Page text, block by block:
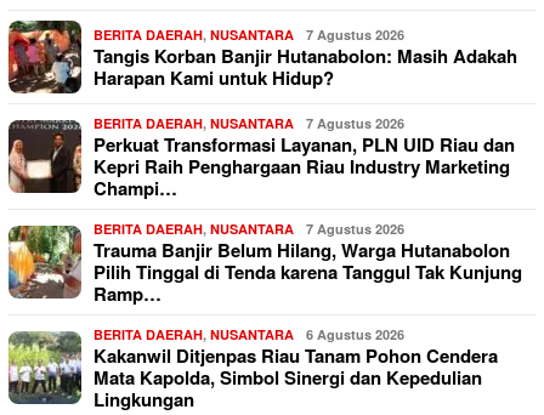
BERITA DAERAH, NUSANTARA 7 Agustus 2026
Tangis Korban Banjir Hutanabolon: Masih Adakah
Harapan Kami untuk Hidup?
BERITA DAERAH, NUSANTARA 7 Agustus 2026
Perkuat Transformasi Layanan, PLN UID Riau dan
Kepri Raih Penghargaan Riau Industry Marketing
Champi…
BERITA DAERAH, NUSANTARA 7 Agustus 2026
Trauma Banjir Belum Hilang, Warga Hutanabolon
Pilih Tinggal di Tenda karena Tanggul Tak Kunjung
Ramp…
BERITA DAERAH, NUSANTARA 6 Agustus 2026
Kakanwil Ditjenpas Riau Tanam Pohon Cendera
Mata Kapolda, Simbol Sinergi dan Kepedulian
Lingkungan